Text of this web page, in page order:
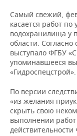
Самый свежий,
касается работ
водохранилища у
области. Согласно
выступало ФГБУ
упоминавшееся
«Гидроспецстрой».
По версии
«из желания
скрыть свою
выполнении работ
действительности